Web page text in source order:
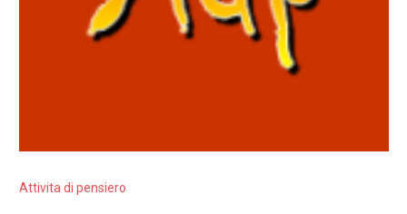
Attivita di pensiero